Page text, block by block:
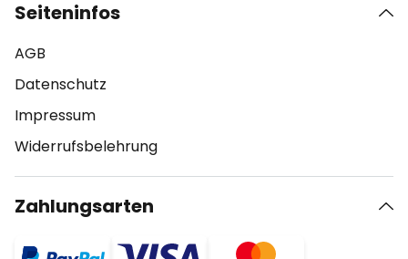
Seiteninfos
AGB
Datenschutz
Impressum
Widerrufsbelehrung
Zahlungsarten